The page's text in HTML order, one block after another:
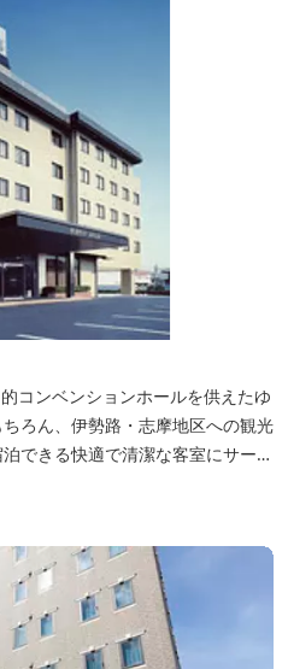
コンベンションホールを供えたゆ
ろん、伊勢路・志摩地区への観光
できる快適で清潔な客室にサービ
野のゴルフ場に至近。